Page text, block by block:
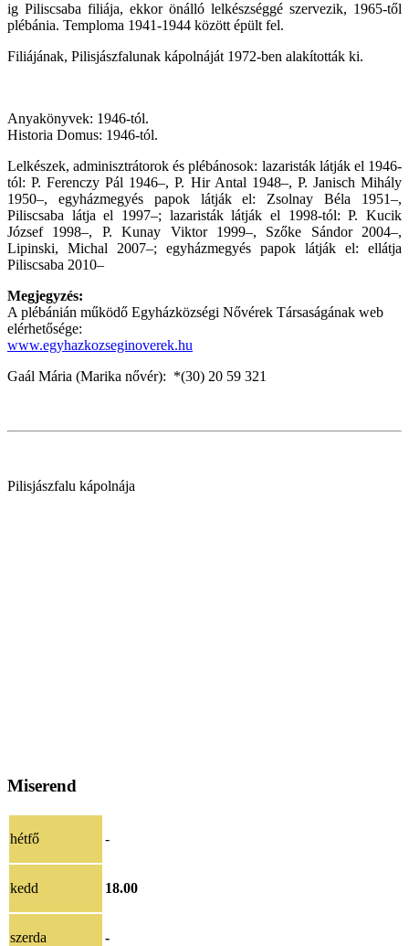
ig Piliscsaba filiája, ekkor önálló lelkészséggé szervezik, 1965-től
plébánia. Temploma 1941-1944 között épült fel.
Filiájának, Pilisjászfalunak kápolnáját 1972-ben alakították ki.
Anyakönyvek: 1946-tól.
Historia Domus: 1946-tól.
Lelkészek, adminisztrátorok és plébánosok: lazaristák látják el 1946-
tól: P. Ferenczy Pál 1946–, P. Hir Antal 1948–, P. Janisch Mihály
1950–, egyházmegyés papok látják el: Zsolnay Béla 1951–,
Piliscsaba látja el 1997–; lazaristák látják el 1998-tól: P. Kucik
József 1998–, P. Kunay Viktor 1999–, Szőke Sándor 2004–,
Lipinski, Michal 2007–; egyházmegyés papok látják el: ellátja
Piliscsaba 2010–
Megjegyzés:
A plébánián működő Egyházközségi Nővérek Társaságának web
elérhetősége:
www.egyhazkozseginoverek.hu
Gaál Mária (Marika nővér): *(30) 20 59 321
Pilisjászfalu kápolnája
Miserend
hétfő -
kedd 18.00
szerda -